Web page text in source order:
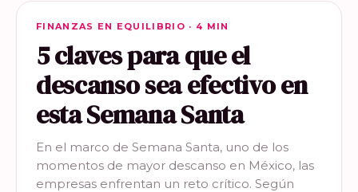
FINANZAS EN EQUILIBRIO
FINANZAS EN EQUILIBRIO · 4 MIN
5 claves para que el
descanso sea efectivo en
esta Semana Santa
En el marco de Semana Santa, uno de los
momentos de mayor descanso en México, las
empresas enfrentan un reto crítico. Según